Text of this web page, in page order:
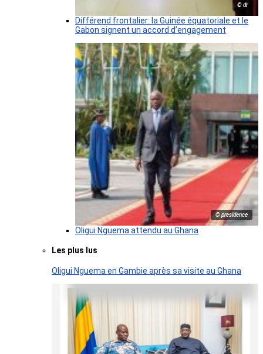
© dr
Différend frontalier: la Guinée équatoriale et le
Gabon signent un accord d’engagement
© presidence
Oligui Nguema attendu au Ghana
Les plus lus
Oligui Nguema en Gambie après sa visite au Ghana